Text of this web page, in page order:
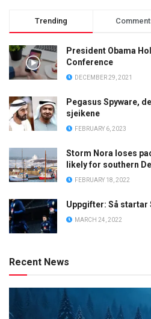
Trending
President Obama
Conference
DECEMBER 29, 2021
Pegasus Spyware,
sjeikene
FEBRUARY 6, 2023
Storm Nora loses
likely for southern
FEBRUARY 18, 2022
Uppgifter: Så
MARCH 24, 2022
Recent News